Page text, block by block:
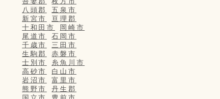
八頭郡
五泉市
新宮市
亘理郡
十和田市
岡崎市
尾道市
石岡市
千歳市
三田市
生駒郡
赤磐市
士別市
糸魚川市
高砂市
白山市
岩沼市
富里市
熊野市
丹生郡
国立市
豊前市